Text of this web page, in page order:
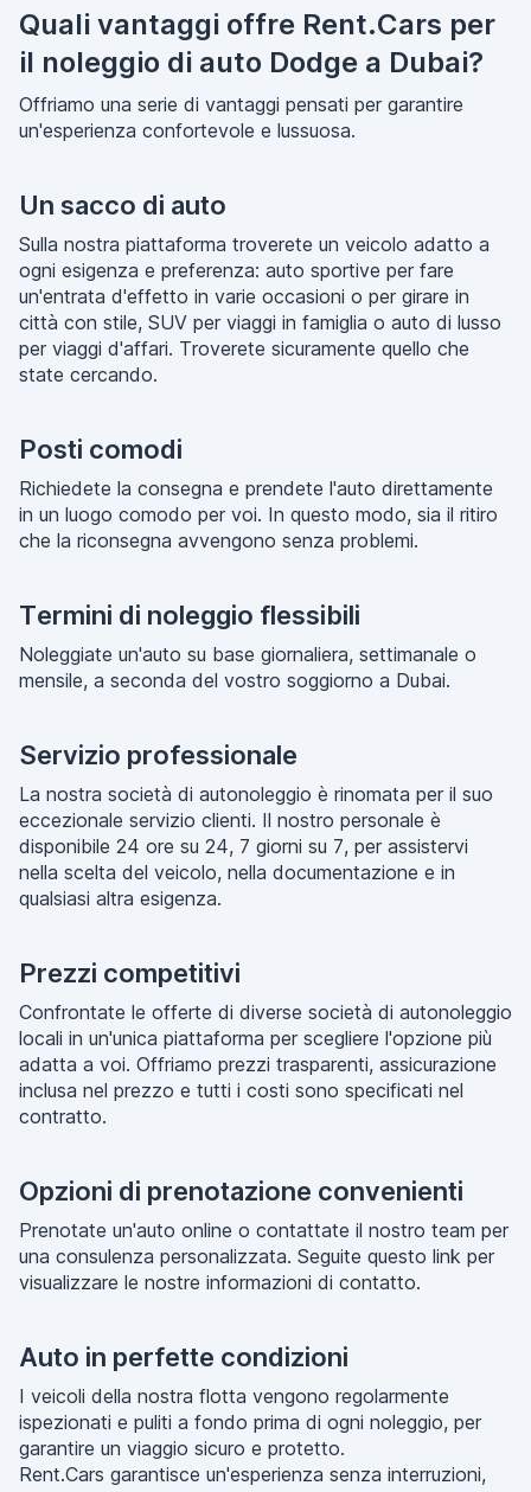
Quali vantaggi offre Rent.Cars per
il noleggio di auto Dodge a Dubai?
Offriamo una serie di vantaggi pensati per garantire
un'esperienza confortevole e lussuosa.
Un sacco di auto
Sulla nostra piattaforma troverete un veicolo adatto a
ogni esigenza e preferenza: auto sportive per fare
un'entrata d'effetto in varie occasioni o per girare in
città con stile, SUV per viaggi in famiglia o auto di lusso
per viaggi d'affari. Troverete sicuramente quello che
state cercando.
Posti comodi
Richiedete la consegna e prendete l'auto direttamente
in un luogo comodo per voi. In questo modo, sia il ritiro
che la riconsegna avvengono senza problemi.
Termini di noleggio flessibili
Noleggiate un'auto su base giornaliera, settimanale o
mensile, a seconda del vostro soggiorno a Dubai.
Servizio professionale
La nostra società di autonoleggio è rinomata per il suo
eccezionale servizio clienti. Il nostro personale è
disponibile 24 ore su 24, 7 giorni su 7, per assistervi
nella scelta del veicolo, nella documentazione e in
qualsiasi altra esigenza.
Prezzi competitivi
Confrontate le offerte di diverse società di autonoleggio
locali in un'unica piattaforma per scegliere l'opzione più
adatta a voi. Offriamo prezzi trasparenti, assicurazione
inclusa nel prezzo e tutti i costi sono specificati nel
contratto.
Opzioni di prenotazione convenienti
Prenotate un'auto online o contattate il nostro team per
una consulenza personalizzata. Seguite questo link per
visualizzare le nostre informazioni di contatto.
Auto in perfette condizioni
I veicoli della nostra flotta vengono regolarmente
ispezionati e puliti a fondo prima di ogni noleggio, per
garantire un viaggio sicuro e protetto.
Rent.Cars garantisce un'esperienza senza interruzioni,